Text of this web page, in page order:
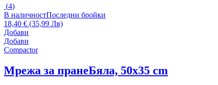
(4)
В наличностПоследни бройки
18,40 € (35,99 Лв)
Добави
Добави
Compactor
Мрежа за пранеБяла, 50x35 cm